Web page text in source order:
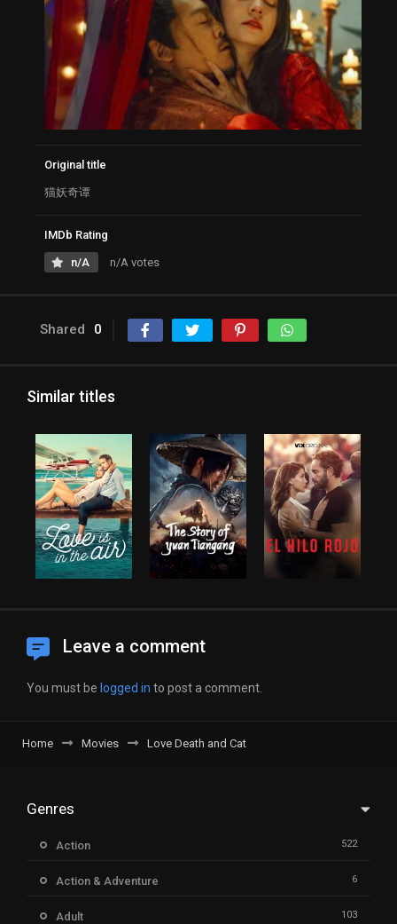
Original title
猫妖奇谭
IMDb Rating
n/A n/A votes
Shared 0
Similar titles
Leave a comment
You must be logged in to post a comment.
Home Movies Love Death and Cat
Genres
Action 522
Action & Adventure 6
Adult 103